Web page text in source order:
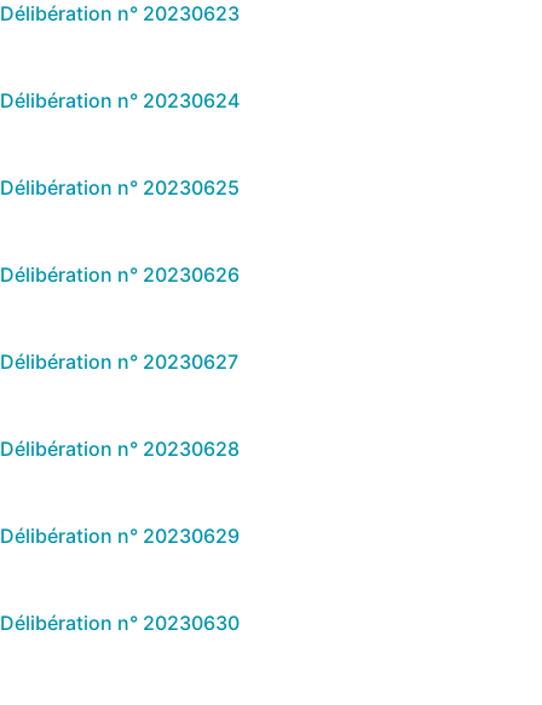
Délibération n° 20230623
Délibération n° 20230624
Délibération n° 20230625
Délibération n° 20230626
Délibération n° 20230627
Délibération n° 20230628
Délibération n° 20230629
Délibération n° 20230630